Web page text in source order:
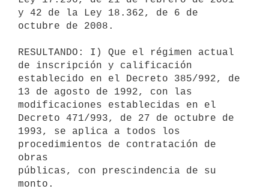
y 42 de la Ley 18.362, de 6 de
octubre de 2008.
RESULTANDO: I) Que el régimen actual
de inscripción y calificación
establecido en el Decreto 385/992, de
13 de agosto de 1992, con las
modificaciones establecidas en el
Decreto 471/993, de 27 de octubre de
1993, se aplica a todos los
procedimientos de contratación de
obras
públicas, con prescindencia de su
monto.